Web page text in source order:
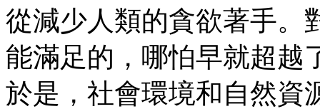
從減少人類的貪欲著手。
能滿足的，哪怕早就超越
於是，社會環境和自然資